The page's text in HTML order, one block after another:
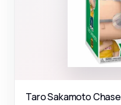
Taro Sakamoto Chase